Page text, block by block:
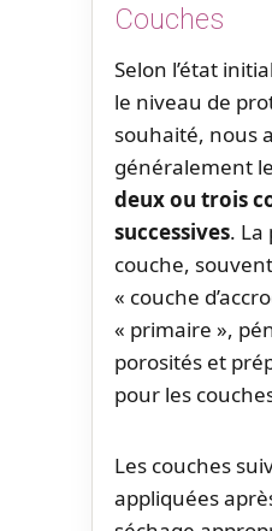
Couches
Selon l’état
le niveau de
souhaité, nous
généralement
deux ou trois
successives. La
couche,
« couche
« primaire »,
porosités et
pour les
Les couches
appliquées